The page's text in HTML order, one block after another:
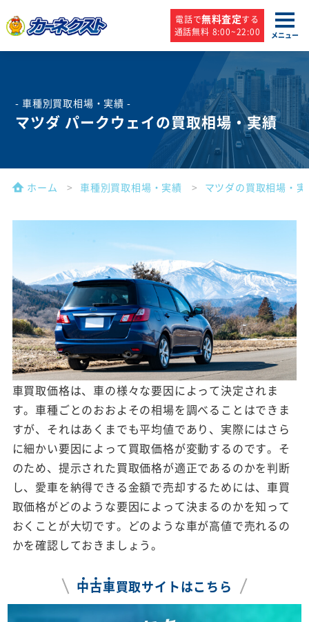
電話で無料査定する
通話無料 8:00~22:00
メニュー
- 車種別買取相場・実績 -
マツダ パークウェイの買取相場・実績
ホーム 車種別買取相場・実績 マツダの買取相場・
車買取価格は、車の様々な要因によって決定されま
す。車種ごとのおおよその相場を調べることはできま
すが、それはあくまでも平均値であり、実際にはさら
に細かい要因によって買取価格が変動するのです。そ
のため、提示された買取価格が適正であるのかを判断
し、愛車を納得できる金額で売却するためには、車買
取価格がどのような要因によって決まるのかを知って
おくことが大切です。どのような車が高値で売れるの
かを確認しておきましょう。
中古車買取サイトはこちら